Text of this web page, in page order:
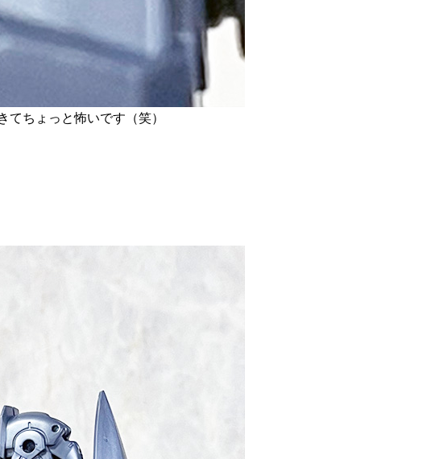
ちょっと怖いです（笑）